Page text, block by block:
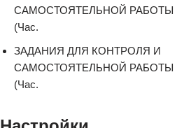
САМОСТОЯТЕЛЬНОЙ РАБОТЫ
(Час.
ЗАДАНИЯ ДЛЯ КОНТРОЛЯ И
САМОСТОЯТЕЛЬНОЙ РАБОТЫ
(Час.